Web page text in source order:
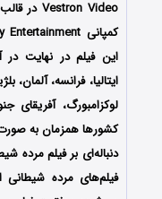
این فیلم در نهایت در
ایتالیا، فرانسه، آلمان،
لوکزامبورگ، آفریقای
فیلم‌های مرده